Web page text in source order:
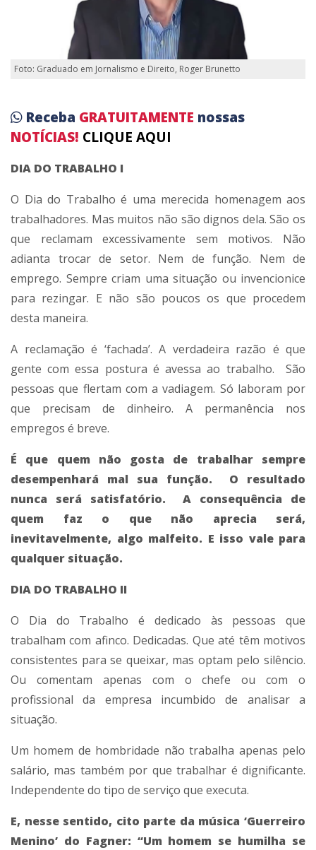
Foto: Graduado em Jornalismo e Direito, Roger Brunetto
Receba GRATUITAMENTE nossas
NOTÍCIAS! CLIQUE AQUI
DIA DO TRABALHO I
O Dia do Trabalho é uma merecida homenagem aos
trabalhadores. Mas muitos não são dignos dela. São os
que reclamam excessivamente sem motivos. Não
adianta trocar de setor. Nem de função. Nem de
emprego. Sempre criam uma situação ou invencionice
para rezingar. E não são poucos os que procedem
desta maneira.
A reclamação é ‘fachada’. A verdadeira razão é que
gente com essa postura é avessa ao trabalho. São
pessoas que flertam com a vadiagem. Só laboram por
que precisam de dinheiro. A permanência nos
empregos é breve.
É que quem não gosta de trabalhar sempre
desempenhará mal sua função. O resultado
nunca será satisfatório. A consequência de
quem faz o que não aprecia será,
inevitavelmente, algo malfeito. E isso vale para
qualquer situação.
DIA DO TRABALHO II
O Dia do Trabalho é dedicado às pessoas que
trabalham com afinco. Dedicadas. Que até têm motivos
consistentes para se queixar, mas optam pelo silêncio.
Ou comentam apenas com o chefe ou com o
profissional da empresa incumbido de analisar a
situação.
Um homem de hombridade não trabalha apenas pelo
salário, mas também por que trabalhar é dignificante.
Independente do tipo de serviço que executa.
E, nesse sentido, cito parte da música ‘Guerreiro
Menino’ do Fagner: “Um homem se humilha se